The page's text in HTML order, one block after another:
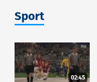
Sport
02:45